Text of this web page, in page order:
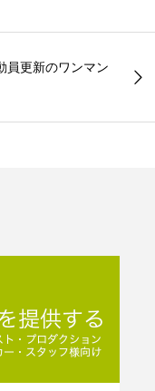
員更新のワンマン